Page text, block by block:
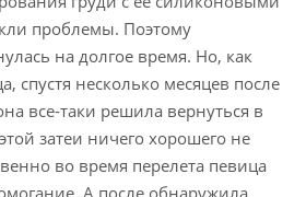
проблемы. Поэтому
на долгое время. Но, как
спустя несколько месяцев после
все-таки решила вернуться в
затеи ничего хорошего не
во время перелета певица